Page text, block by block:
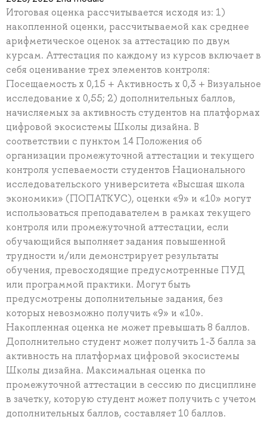
Итоговая оценка рассчитывается исходя из: 1)
накопленной оценки, рассчитываемой как среднее
арифметическое оценок за аттестацию по двум
курсам. Аттестация по каждому из курсов включает в
себя оценивание трех элементов контроля:
Посещаемость x 0,15 + Активность x 0,3 + Визуальное
исследование x 0,55; 2) дополнительных баллов,
начисляемых за активность студентов на платформах
цифровой экосистемы Школы дизайна. В
соответствии с пунктом 14 Положения об
организации промежуточной аттестации и текущего
контроля успеваемости студентов Национального
исследовательского университета «Высшая школа
экономики» (ПОПАТКУС), оценки «9» и «10» могут
использоваться преподавателем в рамках текущего
контроля или промежуточной аттестации, если
обучающийся выполняет задания повышенной
трудности и/или демонстрирует результаты
обучения, превосходящие предусмотренные ПУД
или программой практики. Могут быть
предусмотрены дополнительные задания, без
которых невозможно получить «9» и «10».
Накопленная оценка не может превышать 8 баллов.
Дополнительно студент может получить 1-3 балла за
активность на платформах цифровой экосистемы
Школы дизайна. Максимальная оценка по
промежуточной аттестации в сессию по дисциплине
в зачетку, которую студент может получить с учетом
дополнительных баллов, составляет 10 баллов.